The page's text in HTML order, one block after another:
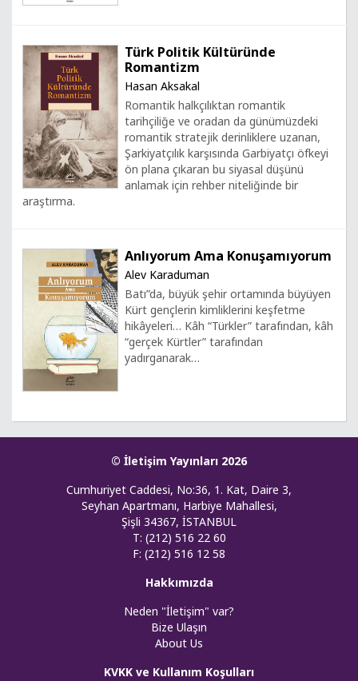
Türk Politik Kültüründe
Romantizm
Hasan Aksakal
Romantik halkçılıktan romantik
tarihçiliğe ve oradan da günümüzdeki
romantik stratejik derinliklere uzanan,
Şarkiyatçılık karşısında Garbiyatçı öfkeyi
ön plana çıkaran bu siyasal düşünü
anlamak için rehber niteliğinde bir
araştırma.
Anlıyorum Ama Konuşamıyorum
Alev Karaduman
Batı”da, büyük şehir ortamında büyüyen
Kürt gençlerin kimliklerini keşfetme
hikâyeleri… Kâh “Türkler” tarafından, kâh
“gerçek Kürtler” tarafından
yadırganarak…
© İletişim Yayınları 2026
Cumhuriyet Caddesi, No:36, 1. Kat, Daire 3,
Seyhan Apartmanı, Harbiye Mahallesi,
Şişli 34367, İSTANBUL
T: (212) 516 22 60
F: (212) 516 12 58
Hakkımızda
Neden "İletişim" var?
Bize Ulaşın
About Us
KVKK ve Kullanım Koşulları